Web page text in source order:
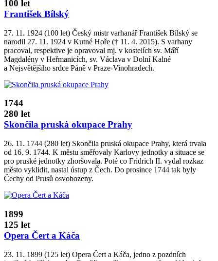
100 let
František Bílský
27. 11. 1924 (100 let) Český mistr varhanář František Bílský se
narodil 27. 11. 1924 v Kutné Hoře († 11. 4. 2015). S varhany
pracoval, respektive je opravoval mj. v kostelích sv. Máří
Magdalény v Heřmanicích, sv. Václava v Dolní Kalné
a Nejsvětějšího srdce Páně v Praze­‑Vinohradech.
1744
280 let
Skončila pruská okupace Prahy
26. 11. 1744 (280 let) Skončila pruská okupace Prahy, která trvala
od 16. 9. 1744. K městu směřovaly Karlovy jednotky a situace se
pro pruské jednotky zhoršovala. Poté co Fridrich II. vydal rozkaz
město vyklidit, nastal ústup z Čech. Do prosince 1744 tak byly
Čechy od Prusů osvobozeny.
1899
125 let
Opera Čert a Káča
23. 11. 1899 (125 let) Opera Čert a Káča, jedno z pozdních